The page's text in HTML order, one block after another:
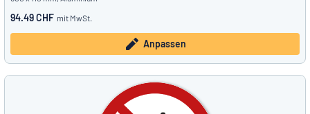
94.49 CHF mit MwSt.
Anpassen